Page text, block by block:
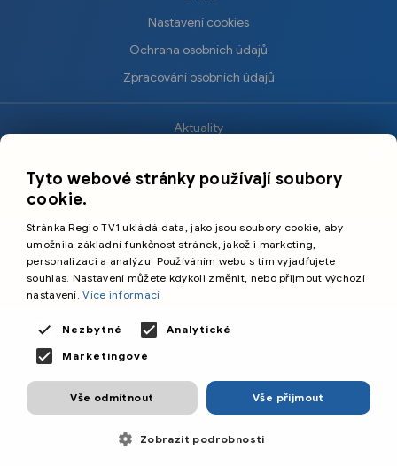
Nastavení cookies
Ochrana osobních údajů
Zpracování osobních údajů
Aktuality
Sport
Cestování
Primetime Media s.r.o.
Tyto webové stránky používají soubory
cookie.
Stránka Regio TV1 ukládá data, jako jsou soubory cookie, aby
umožnila základní funkčnost stránek, jakož i marketing,
personalizaci a analýzu. Používáním webu s tím vyjadřujete
souhlas. Nastavení můžete kdykoli změnit, nebo přijmout výchozí
nastavení.Více informací
Nezbytné
Analytické
Marketingové
Vše přijmout
Vše odmítnout
Zobrazit podrobnosti